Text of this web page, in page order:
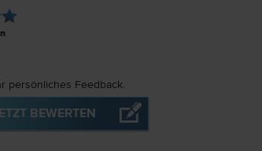
persönliches Feedback.
BEWERTEN